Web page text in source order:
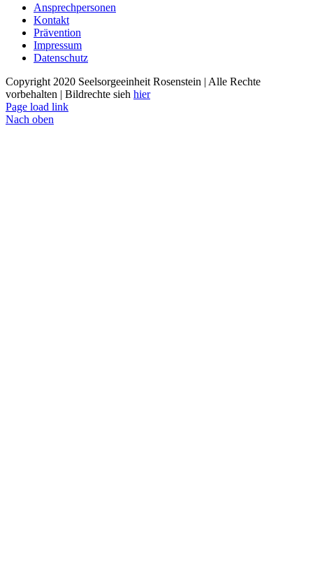
Ansprechpersonen
Kontakt
Prävention
Impressum
Datenschutz
Copyright 2020 Seelsorgeeinheit Rosenstein | Alle Rechte
vorbehalten | Bildrechte sieh hier
Page load link
Nach oben